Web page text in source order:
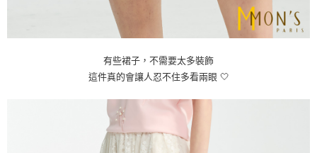
有些裙子，不需要太多裝飾
這件真的會讓人忍不住多看兩眼 🤍